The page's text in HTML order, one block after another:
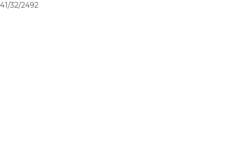
41/32/2492